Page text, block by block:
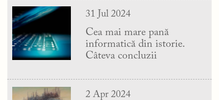
31 Jul 2024
Cea mai mare pană
informatică din istorie.
Câteva concluzii
2 Apr 2024